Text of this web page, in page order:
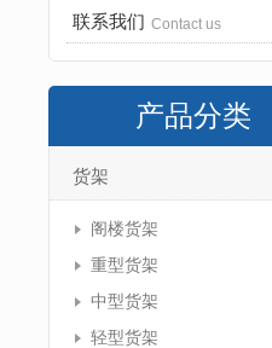
联系我们 Contact us
产品分类
货架
阁楼货架
重型货架
中型货架
轻型货架